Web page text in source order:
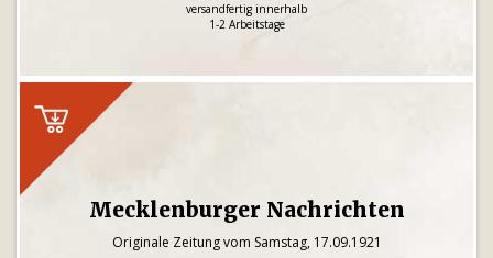
versandfertig innerhalb
1-2 Arbeitstage
Mecklenburger Nachrichten
Originale Zeitung vom Samstag, 17.09.1921